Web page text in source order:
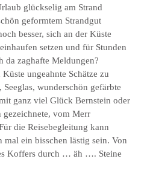
glückselig am Strand
geformtem Strandgut
besser, sich an der Küste
setzen und für Stunden
da zaghafte Meldungen?
ungeahnte Schätze zu
wunderschön gefärbte
ganz viel Glück Bernstein oder
vom Merr
die Reisebegleitung kann
mal ein bisschen lästig sein. Von
Koffers durch … äh …. Steine